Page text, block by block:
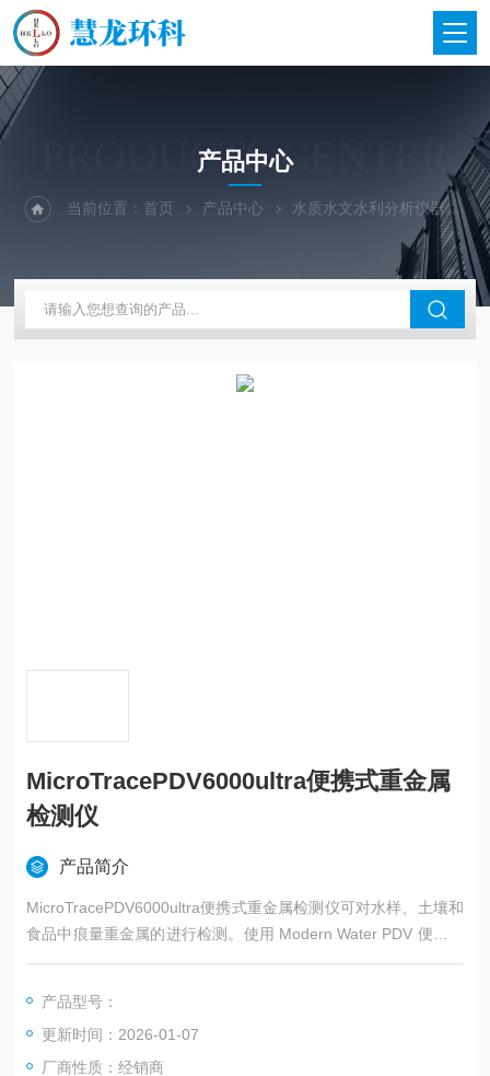
PRODUCTS CENTER
产品中心
当前位置：首页 产品中心 水质水文水利分析仪器
MicroTracePDV6000ultra便携式重金属
检测仪
产品简介
MicroTracePDV6000ultra便携式重金属检测仪可对水样、土壤和
食品中痕量重金属的进行检测。使用 Modern Water PDV 便携式
重金属分析仪可实现现场精确检测，帮助用户更快速地确定重金
产品型号：
更新时间：2026-01-07
厂商性质：经销商